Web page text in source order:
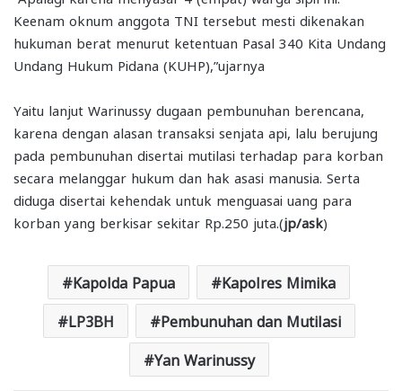
Keenam oknum anggota TNI tersebut mesti dikenakan
hukuman berat menurut ketentuan Pasal 340 Kita Undang
Undang Hukum Pidana (KUHP),”ujarnya
Yaitu lanjut Warinussy dugaan pembunuhan berencana,
karena dengan alasan transaksi senjata api, lalu berujung
pada pembunuhan disertai mutilasi terhadap para korban
secara melanggar hukum dan hak asasi manusia. Serta
diduga disertai kehendak untuk menguasai uang para
korban yang berkisar sekitar Rp.250 juta.(jp/ask)
Kapolda Papua Kapolres Mimika
LP3BH Pembunuhan dan Mutilasi
Yan Warinussy